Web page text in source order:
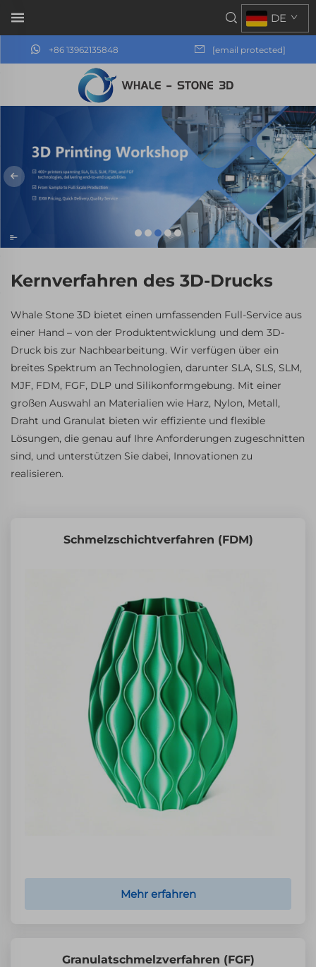
+86 13962135848 [email protected]
DE
Kernverfahren des 3D-Drucks
Whale Stone 3D bietet einen umfassenden Full-Service aus
einer Hand – von der Produktentwicklung und dem 3D-
Druck bis zur Nachbearbeitung. Wir verfügen über ein
breites Spektrum an Technologien, darunter SLA, SLS, SLM,
MJF, FDM, FGF, DLP und Silikonformgebung. Mit einer
großen Auswahl an Materialien wie Harz, Nylon, Metall,
Draht und Granulat bieten wir effiziente und flexible
Lösungen, die genau auf Ihre Anforderungen zugeschnitten
sind, und unterstützen Sie dabei, Innovationen zu
realisieren.
Schmelzschichtverfahren (FDM)
Mehr erfahren
Granulatschmelzverfahren (FGF)